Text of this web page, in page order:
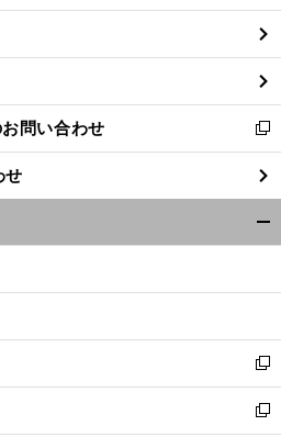
ン
ド
ウ
で
開
く
問い合わせ
新
し
い
ウ
ィ
ン
ウ
開
く
せ
新
し
い
ウ
新
し